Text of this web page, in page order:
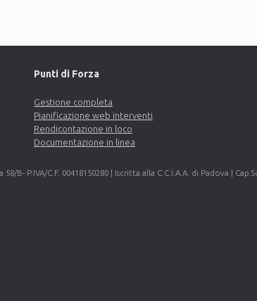
Punti di Forza
Gestione completa
Pianificazione web interventi
Rendicontazione in loco
Documentazione in linea
B- P.IVA/C.F. 00418150280 | Iscritta alla C.C.I.A.A. di Padova |